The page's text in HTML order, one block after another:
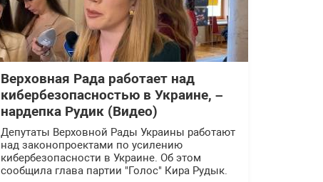
Верховная Рада работает над
кибербезопасностью в Украине, –
нардепка Рудик (Видео)
Депутаты Верховной Рады Украины работают
над законопроектами по усилению
кибербезопасности в Украине. Об этом
сообщила глава партии "Голос" Кира Рудык.